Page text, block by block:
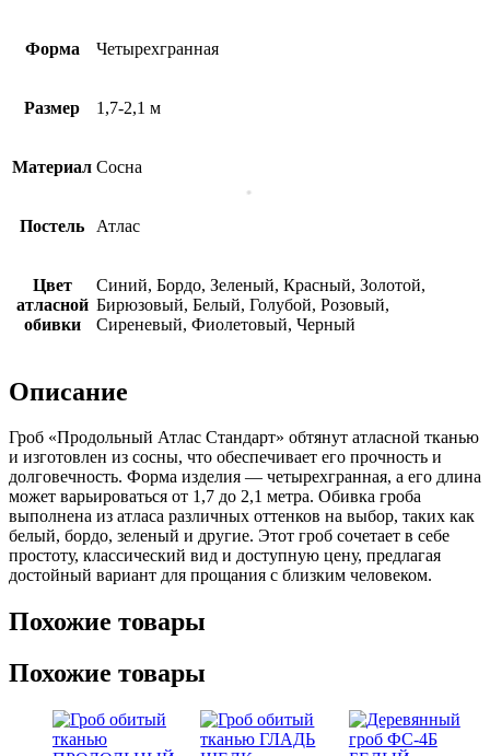
Форма Четырехгранная
Размер 1,7-2,1 м
Материал Сосна
Постель Атлас
Цвет
атласной
обивки
Синий, Бордо, Зеленый, Красный, Золотой,
Бирюзовый, Белый, Голубой, Розовый,
Сиреневый, Фиолетовый, Черный
Описание
Гроб «Продольный Атлас Стандарт» обтянут атласной тканью
и изготовлен из сосны, что обеспечивает его прочность и
долговечность. Форма изделия — четырехгранная, а его длина
может варьироваться от 1,7 до 2,1 метра. Обивка гроба
выполнена из атласа различных оттенков на выбор, таких как
белый, бордо, зеленый и другие. Этот гроб сочетает в себе
простоту, классический вид и доступную цену, предлагая
достойный вариант для прощания с близким человеком.
Похожие товары
Похожие товары